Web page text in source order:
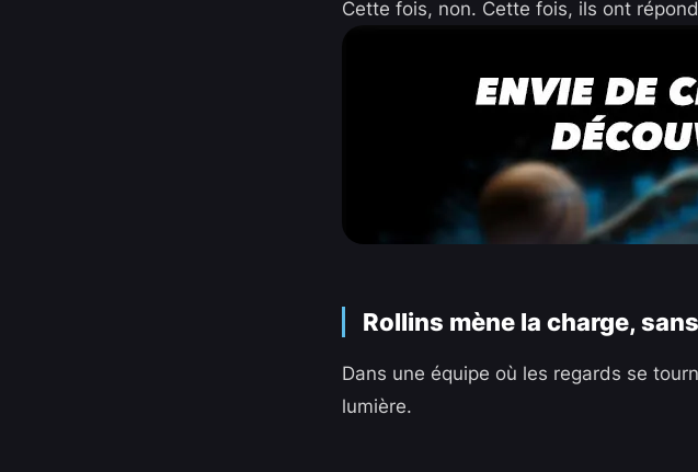
Cette fois, non. Cette fois, ils ont
Rollins mène la charge,
Dans une équipe où les regards se
lumière.